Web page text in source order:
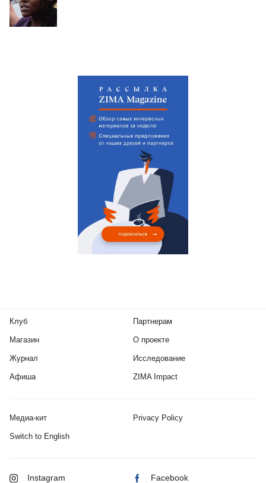
Клуб
Магазин
Журнал
Афиша
Партнерам
О проекте
Исследование
ZIMA Impact
Медиа-кит Privacy Policy
Switch to English
Instagram Facebook